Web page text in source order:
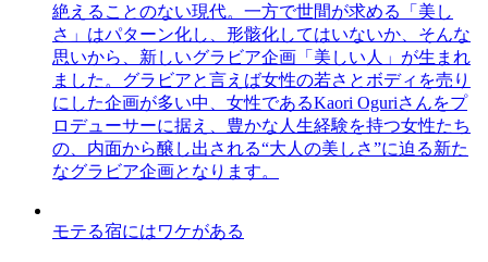
絶えることのない現代。一方で世間が求める「美し
さ」はパターン化し、形骸化してはいないか、そんな
思いから、新しいグラビア企画「美しい人」が生まれ
ました。グラビアと言えば女性の若さとボディを売り
にした企画が多い中、女性であるKaori Oguriさんをプ
ロデューサーに据え、豊かな人生経験を持つ女性たち
の、内面から醸し出される“大人の美しさ”に迫る新た
なグラビア企画となります。
モテる宿にはワケがある